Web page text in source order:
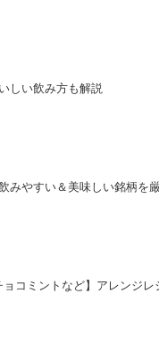
しい飲み方も解説
みやすい＆美味しい銘柄を
コミントなど】アレンジレ